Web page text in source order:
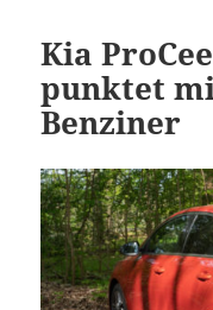
Kia
punktet
Benziner